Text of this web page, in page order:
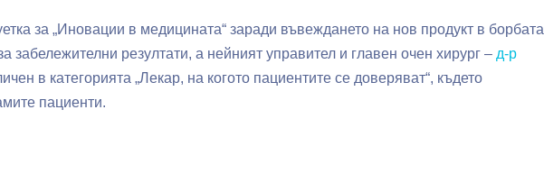
за „Иновации в медицината“ заради въвеждането на нов продукт в борбата
забележителни резултати, а нейният управител и главен очен хирург – д-р
в категорията „Лекар, на когото пациентите се доверяват“, където
пациенти.